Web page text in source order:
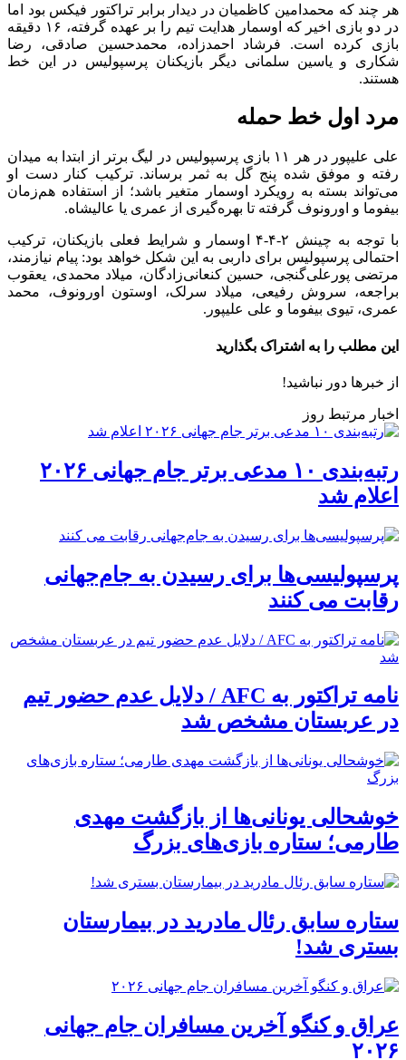
هر چند که محمدامین کاظمیان در دیدار برابر تراکتور فیکس بود اما
در دو بازی اخیر که اوسمار هدایت تیم را بر عهده گرفته، ۱۶ دقیقه
بازی کرده است. فرشاد احمدزاده، محمدحسین صادقی، رضا
شکاری و یاسین سلمانی دیگر بازیکنان پرسپولیس در این خط
هستند.
مرد اول خط حمله
علی علیپور در هر ۱۱ بازی پرسپولیس در لیگ برتر از ابتدا به میدان
رفته و موفق شده پنج گل به ثمر برساند. ترکیب کنار دست او
می‌تواند بسته به رویکرد اوسمار متغیر باشد؛ از استفاده هم‌زمان
بیفوما و اورونوف گرفته تا بهره‌گیری از عمری یا عالیشاه.
با توجه به چینش ۲-۴-۴ اوسمار و شرایط فعلی بازیکنان، ترکیب
احتمالی پرسپولیس برای داربی به این شکل خواهد بود: پیام نیازمند،
مرتضی پورعلی‌گنجی، حسین کنعانی‌زادگان، میلاد محمدی، یعقوب
براجعه، سروش رفیعی، میلاد سرلک، اوستون اورونوف، محمد
عمری، تیوی بیفوما و علی علیپور.
این مطلب را به اشتراک بگذارید
از خبرها دور نباشید!
اخبار مرتبط روز
رتبه‌بندی ۱۰ مدعی برتر جام جهانی ۲۰۲۶
اعلام شد
پرسپولیسی‌ها برای رسیدن به جام‌جهانی
رقابت می کنند
نامه تراکتور به AFC / دلایل عدم حضور تیم
در عربستان مشخص شد
خوشحالی یونانی‌ها از بازگشت مهدی
طارمی؛ ستاره بازی‌های بزرگ
ستاره سابق رئال مادرید در بیمارستان
بستری شد!
عراق و کنگو آخرین مسافران جام جهانی
۲۰۲۶